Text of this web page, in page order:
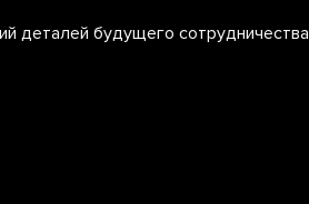
деталей будущего сотрудничества